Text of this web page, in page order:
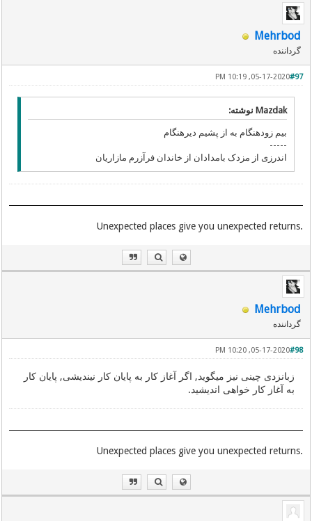
Mehrbod
گرداننده
#97
05-17-2020, 10:19 PM
Mazdak نوشته:
بیم زودهنگام به از پشیم دیرهنگام
-----
اندرزی از مزدک بامدادان از خاندان فرآزرم مازاریان
.Unexpected places give you unexpected returns
Mehrbod
گرداننده
#98
05-17-2020, 10:20 PM
زبانزدی چینی نیز میگوید, اگر آغاز کار به پایان کار نیندیشی, پایان کار
به آغاز کار خواهی اندیشید.
.Unexpected places give you unexpected returns